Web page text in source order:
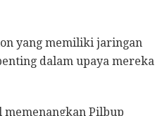
yang memiliki jaringan
dalam upaya mereka
Pilbup